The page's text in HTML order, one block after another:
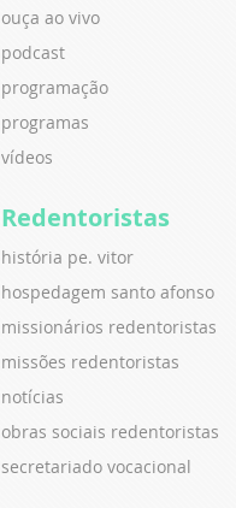
ouça ao vivo
podcast
programação
programas
vídeos
Redentoristas
história pe. vitor
hospedagem santo afonso
missionários redentoristas
missões redentoristas
notícias
obras sociais redentoristas
secretariado vocacional